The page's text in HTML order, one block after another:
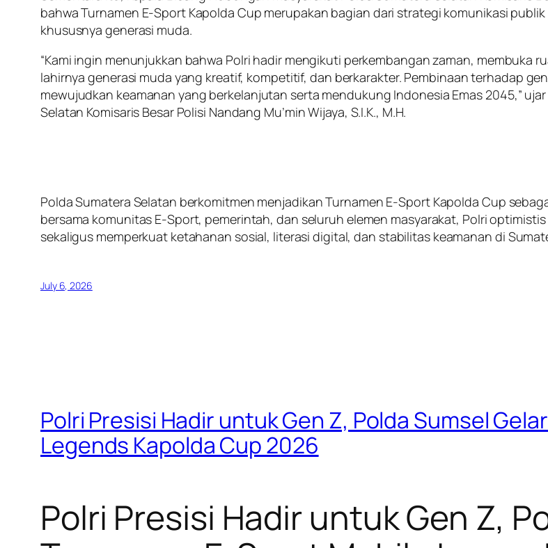
bahwa Turnamen E-Sport Kapolda Cup merupakan bagian dari strategi komunikasi
khususnya generasi muda.
“Kami ingin menunjukkan bahwa Polri hadir mengikuti perkembangan zaman,
lahirnya generasi muda yang kreatif, kompetitif, dan berkarakter. Pembinaan terhadap
mewujudkan keamanan yang berkelanjutan serta mendukung Indonesia Emas 2045,”
Selatan Komisaris Besar Polisi Nandang Mu’min Wijaya, S.I.K., M.H.
Polda Sumatera Selatan berkomitmen menjadikan Turnamen E-Sport Kapolda Cup
bersama komunitas E-Sport, pemerintah, dan seluruh elemen masyarakat, Polri
sekaligus memperkuat ketahanan sosial, literasi digital, dan stabilitas keamanan di
July 6, 2026
Polri Presisi Hadir untuk Gen Z, Polda Sumsel
Legends Kapolda Cup 2026
Polri Presisi Hadir untuk Gen Z,